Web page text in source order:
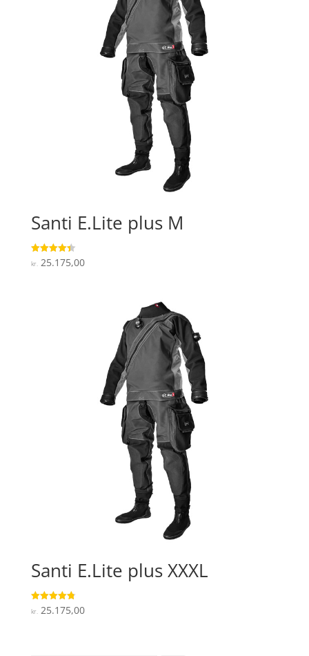
Santi E.Lite plus M
Vurderet
4.4
kr.25.175,00
Santi E.Lite plus XXXL
Vurderet
4.8
kr.25.175,00